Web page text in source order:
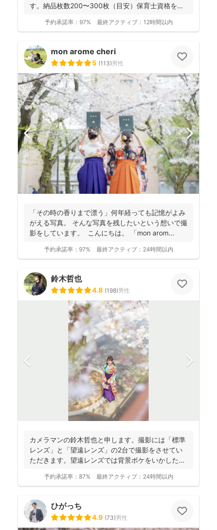
す。納品枚数200〜300枚（目安）保育士資格を持
予約承諾率： 97% 最終アクティブ： 12時間以内
mon arome cheri
5 (113)男性
「その時の香りまで漂う」何年経っても記憶がよみ
がえる写真。 そんな写真を残したいという想いで撮
影をしています。 こんにちは。 「mon arom...
予約承諾率： 97% 最終アクティブ： 24時間以内
鈴木哲也
4.8 (198)男性
カメラマンの鈴木哲也と申します。撮影には「標準
レンズ」と「望遠レンズ」の2台で撮影をさせてい
ただきます。望遠レンズでは背景ボケをいかしたお
予約承諾率： 87% 最終アクティブ： 24時間以内
ひがっち
4.9 (73)男性